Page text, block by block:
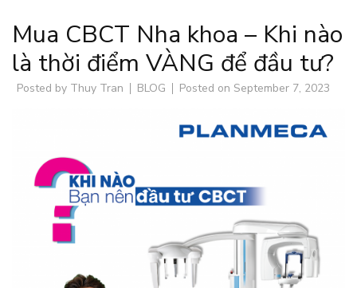
Mua CBCT Nha khoa – Khi nào
là thời điểm VÀNG để đầu tư?
Posted by Thuy Tran BLOG Posted on September 7, 2023